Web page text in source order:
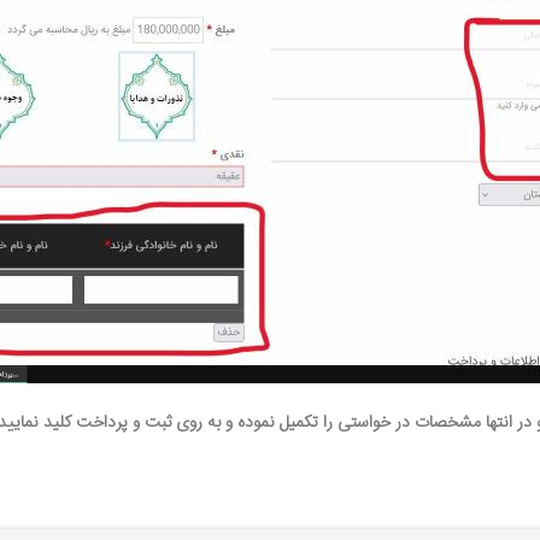
در انتها مشخصات در خواستی را تکمیل نموده و به روی ثبت و پرداخت کلید